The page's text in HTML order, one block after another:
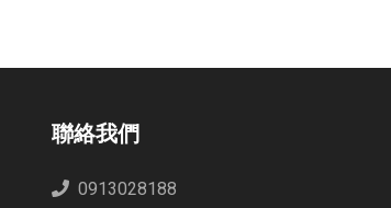
聯絡我們
0913028188